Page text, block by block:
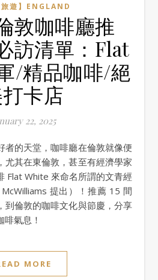
旅遊】ENGLAND
敦咖啡廳推
訪清單：Flat
/精品咖啡/絕
卡店
22, 2025
尤其在東倫敦，甚至有經濟學家
Flat White 來命名所謂的文青經
提出）！推薦 15 間
到倫敦的咖啡文化與節慶，分享
氣息！
MORE